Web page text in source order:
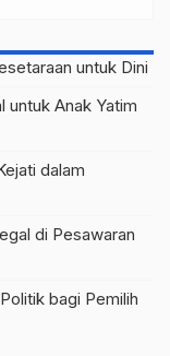
untuk Dini
untuk Anak Yatim
dalam
di Pesawaran
bagi Pemilih